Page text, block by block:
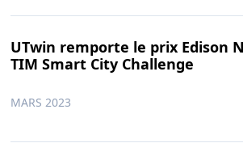
UTwin remporte le prix Edison
TIM Smart City Challenge
MARS 2023